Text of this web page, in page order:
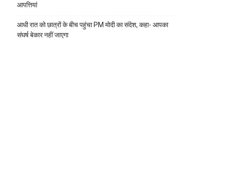
आपत्तियां
आधी रात को छात्रों के बीच पहुंचा PM मोदी का संदेश, कहा- आपका
संघर्ष बेकार नहीं जाएगा